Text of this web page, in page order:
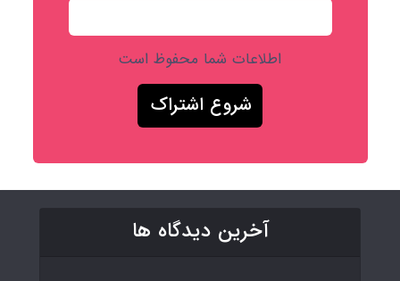
اطلاعات شما محفوظ است
آخرین دیدگاه ها